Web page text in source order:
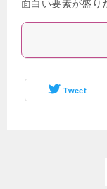
面白い要素が盛り
Tweet